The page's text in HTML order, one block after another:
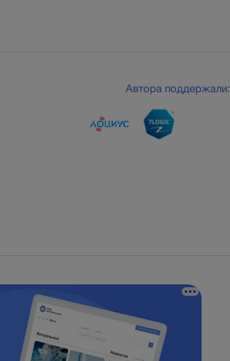
Автора поддержали: